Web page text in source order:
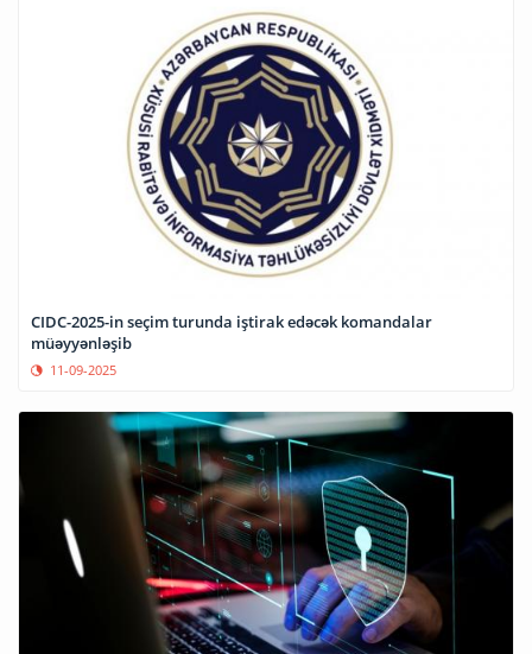
CIDC-2025-in seçim turunda iştirak edəcək komandalar
müəyyənləşib
11-09-2025